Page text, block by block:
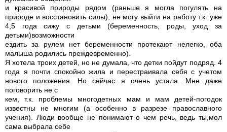
и красивой природы рядом (раньше я могла погулять на
природе и восстановить силы), не могу выйти на работу т.к. уже
4,5 года сижу с детьми (беременность, роды, уход за
детьми)возможности
ездить за рулем нет беременности протекают нелегко, оба
малыша родились преждевременно).
Я хотела троих детей, но не думала, что детки пойдут подряд. 4
года я почти спокойно жила и перестраивала себя с учетом
нового положения. Но сейчас я очень устала. Мне даже
поговорить не с
кем, т.к. проблемы многодетных мам и мам детей-погодок
известны не многим (а особенно в разрезе православного
учения). Люди вообще не понимают о чем речь, ведь ты,мол
сама выбрала себе